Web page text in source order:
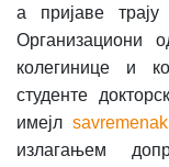
а пријаве
Организациони
колегинице и
студенте
имејл
излагањем